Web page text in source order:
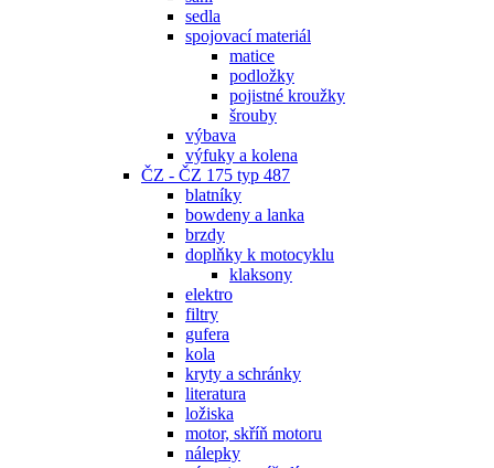
sedla
spojovací materiál
matice
podložky
pojistné kroužky
šrouby
výbava
výfuky a kolena
ČZ - ČZ 175 typ 487
blatníky
bowdeny a lanka
brzdy
doplňky k motocyklu
klaksony
elektro
filtry
gufera
kola
kryty a schránky
literatura
ložiska
motor, skříň motoru
nálepky